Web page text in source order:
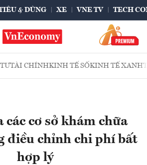
& DÙNG XE VNE TV TECH
TÀI CHÍNHKINH TẾ SỐKINH TẾ XANH
cơ sở khám chữa
điều chỉnh chi phí bất
hợp lý